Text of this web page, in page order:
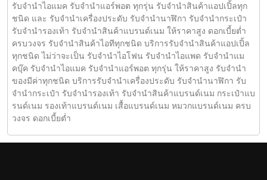
รับจำนำไอแมค รับจำนำแอร์พอต ทุกรุ่น รับจำนำสินค้าแอปเปิ้ลทุก
ชนิด และ รับจำนำเครื่องประดับ รับจำนำนาฬิกา รับจำนำกระเป๋า
รับจำนำรองเท้า รับจำนำสินค้าแบรนด์เนม ให้ราคาสูง ดอกเบี้ยต่ำ
ครบวงจร รับจำนำสินค้าไอทีทุกชนิด บริการรับจำนำสินค้าแอปเปิ้ล
ทุกชนิด ไม่ว่าจะเป็น รับจำนำไอโฟน รับจำนำไอแพด รับจำนำแม
คบุ๊ค รับจำนำไอแมค รับจำนำแอร์พอต ทุกรุ่น ให้ราคาสูง รับจำนำ
ของมีค่าทุกชนิด บริการรับจำนำเครื่องประดับ รับจำนำนาฬิกา รับ
จำนำกระเป๋า รับจำนำรองเท้า รับจำนำสินค้าแบรนด์เนม กระเป๋าแบ
รนด์เนม รองเท้าแบรนด์เนม เสื้อแบรนด์เนม หมวกแบรนด์เนม ครบ
วงจร ดอกเบี้ยต่ำ